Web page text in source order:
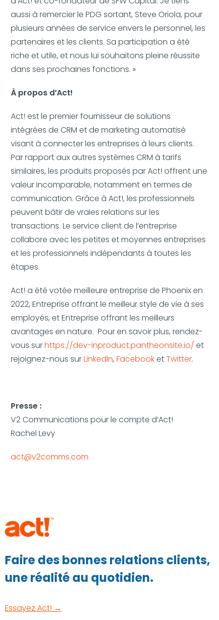
aussi à remercier le PDG sortant, Steve Oriola, pour
plusieurs années de service envers le personnel, les
partenaires et les clients. Sa participation a été
riche et utile, et nous lui souhaitons pleine réussite
dans ses prochaines fonctions. »
À propos d’Act!
Act! est le premier fournisseur de solutions
intégrées de CRM et de marketing automatisé
visant à connecter les entreprises à leurs clients.
Par rapport aux autres systèmes CRM à tarifs
similaires, les produits proposés par Act! offrent une
valeur incomparable, notamment en termes de
communication. Grâce à Act!, les professionnels
peuvent bâtir de vraies relations sur les
transactions. Le service client de l’entreprise
collabore avec les petites et moyennes entreprises
et les professionnels indépendants à toutes les
étapes.
Act! a été votée meilleure entreprise de Phoenix en
2022, Entreprise offrant le meilleur style de vie à ses
employés, et Entreprise offrant les meilleurs
avantages en nature. Pour en savoir plus, rendez-
vous surhttps://dev-inproduct.pantheonsite.io/ et
rejoignez-nous surLinkedIn, FacebooketTwitter.
Presse :
V2 Communications pour le compte d’Act!
Rachel Levy
act@v2comms.com
Faire des bonnes relations clients,
une réalité au quotidien.
Essayez Act! →